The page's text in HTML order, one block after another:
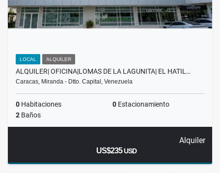
LOCAL ALQUILER
ALQUILER| OFICINA|LOMAS DE LA LAGUNITA| EL HATIL…
Caracas, Miranda - Dtto. Capital, Venezuela
0 Habitaciones 0 Estacionamiento
2 Baños
Alquiler
US$235USD